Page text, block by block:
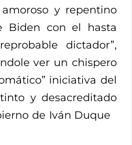
y repentino
Biden con el hasta
dictador”,
ver un chispero
iniciativa del
y desacreditado
de Iván Duque